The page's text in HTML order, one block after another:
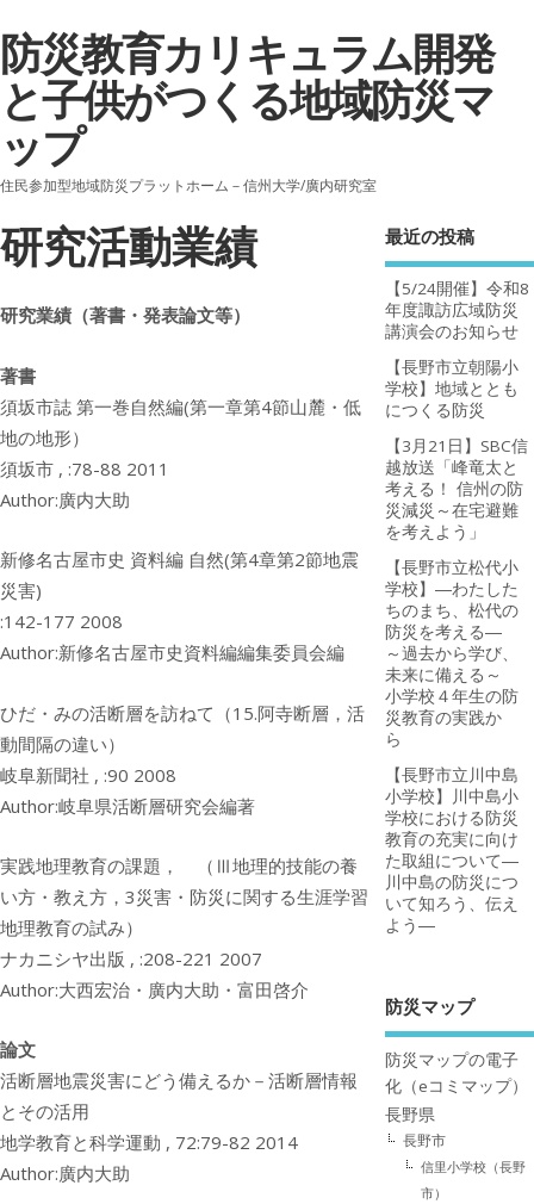
防災教育カリキュラム開発
と子供がつくる地域防災マ
ップ
住民参加型地域防災プラットホーム－信州大学/廣内研究室
研究活動業績
研究業績（著書・発表論文等）
著書
須坂市誌 第一巻自然編(第一章第4節山麓・低
地の地形）
須坂市 , :78-88 2011
Author:廣内大助
新修名古屋市史 資料編 自然(第4章第2節地震
災害)
:142-177 2008
Author:新修名古屋市史資料編編集委員会編
ひだ・みの活断層を訪ねて（15.阿寺断層，活
動間隔の違い）
岐阜新聞社 , :90 2008
Author:岐阜県活断層研究会編著
実践地理教育の課題， （Ⅲ地理的技能の養
い方・教え方，3災害・防災に関する生涯学習
地理教育の試み）
ナカニシヤ出版 , :208-221 2007
Author:大西宏治・廣内大助・富田啓介
論文
活断層地震災害にどう備えるか－活断層情報
とその活用
地学教育と科学運動 , 72:79-82 2014
Author:廣内大助
最近の投稿
【5/24開催】令和8
年度諏訪広域防災
講演会のお知らせ
【長野市立朝陽小
学校】地域ととも
につくる防災
【3月21日】SBC信
越放送「峰竜太と
考える！ 信州の防
災減災～在宅避難
を考えよう」
【長野市立松代小
学校】―わたした
ちのまち、松代の
防災を考える―
～過去から学び、
未来に備える～
小学校４年生の防
災教育の実践か
ら
【長野市立川中島
小学校】川中島小
学校における防災
教育の充実に向け
た取組について―
川中島の防災につ
いて知ろう、伝え
よう―
防災マップ
防災マップの電子
化（eコミマップ）
長野県
長野市
信里小学校（長野
市）